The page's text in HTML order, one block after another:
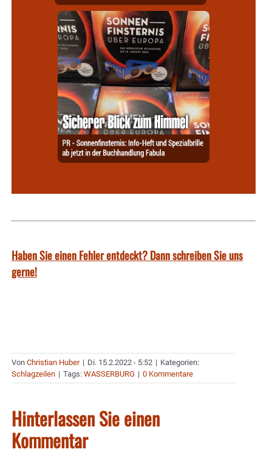
Haben Sie einen Fehler entdeckt? Dann schreiben Sie uns
gerne!
Von Christian Huber | Di. 15.2.2022 - 5:52 | Kategorien:
Schlagzeilen | Tags: WASSERBURG | 0 Kommentare
Hinterlassen Sie einen
Kommentar